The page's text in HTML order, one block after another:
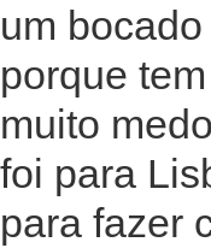
um
porque
muito
foi para
para fazer